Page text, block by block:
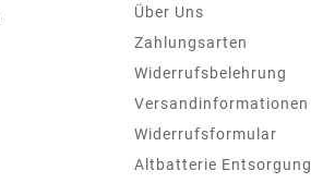
Über Uns
Zahlungsarten
Widerrufsbelehrung
Versandinformationen
Widerrufsformular
Altbatterie Entsorgung